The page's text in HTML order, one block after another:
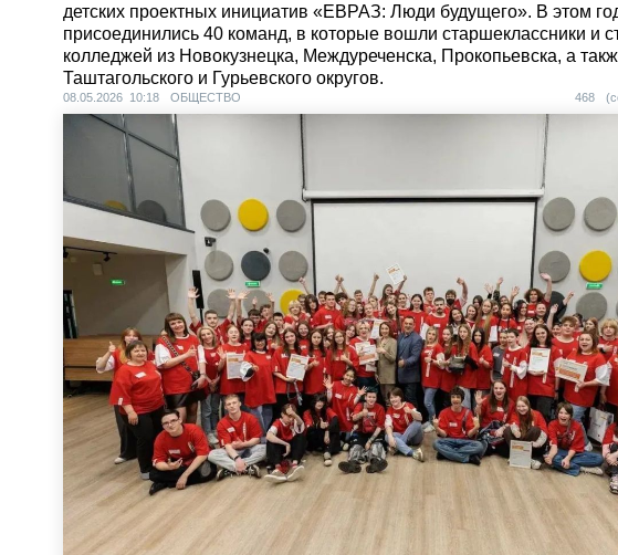
детских проектных инициатив «ЕВРАЗ: Люди будущего». В этом
присоединились 40 команд, в которые вошли старшеклассники и
колледжей из Новокузнецка, Междуреченска, Прокопьевска, а
Таштагольского и Гурьевского округов.
08.05.2026 10:18 ОБЩЕСТВО 468